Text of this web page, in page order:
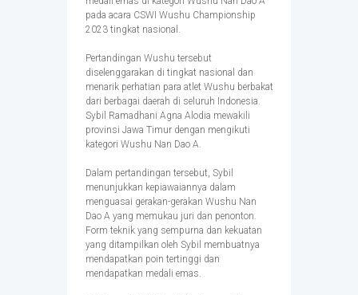
pada acara CSWI Wushu Championship
2023 tingkat nasional.
Pertandingan Wushu tersebut
diselenggarakan di tingkat nasional dan
menarik perhatian para atlet Wushu berbakat
dari berbagai daerah di seluruh Indonesia.
Sybil Ramadhani Agna Alodia mewakili
provinsi Jawa Timur dengan mengikuti
kategori Wushu Nan Dao A.
Dalam pertandingan tersebut, Sybil
menunjukkan kepiawaiannya dalam
menguasai gerakan-gerakan Wushu Nan
Dao A yang memukau juri dan penonton.
Form teknik yang sempurna dan kekuatan
yang ditampilkan oleh Sybil membuatnya
mendapatkan poin tertinggi dan
mendapatkan medali emas.